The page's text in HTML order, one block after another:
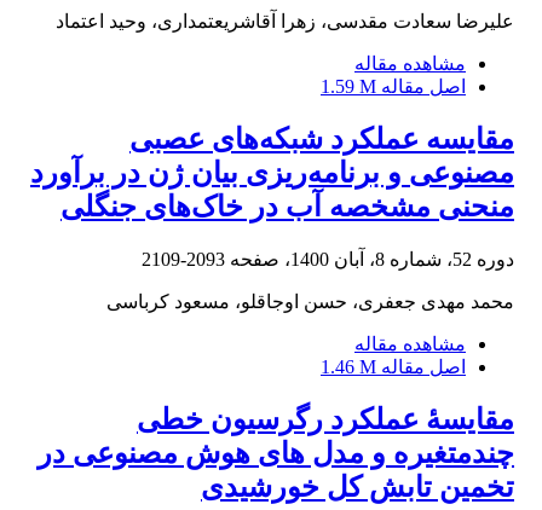
علیرضا سعادت مقدسی، زهرا آقاشریعتمداری، وحید اعتماد
مشاهده مقاله
اصل مقاله 1.59 M
مقایسه عملکرد شبکه‌های عصبی
مصنوعی و برنامه‌ریزی بیان ژن در برآورد
منحنی مشخصه آب در خاک‌های جنگلی
دوره 52، شماره 8، آبان 1400، صفحه 2093-2109
محمد مهدی جعفری، حسن اوجاقلو، مسعود کرباسی
مشاهده مقاله
اصل مقاله 1.46 M
مقایسۀ عملکرد رگرسیون خطی
چندمتغیره و مدل‏ های هوش ‏مصنوعی در
تخمین تابش کل خورشیدی